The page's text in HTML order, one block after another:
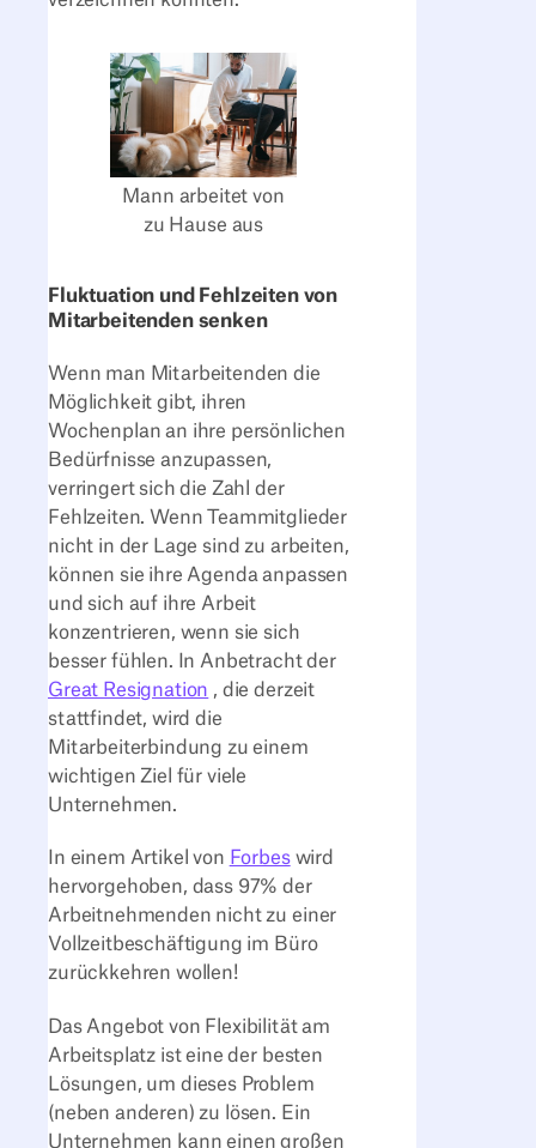
Mann arbeitet von
zu Hause aus
Fluktuation und Fehlzeiten von
Mitarbeitenden senken
Wenn man Mitarbeitenden die
Möglichkeit gibt, ihren
Wochenplan an ihre persönlichen
Bedürfnisse anzupassen,
verringert sich die Zahl der
Fehlzeiten. Wenn Teammitglieder
nicht in der Lage sind zu arbeiten,
können sie ihre Agenda anpassen
und sich auf ihre Arbeit
konzentrieren, wenn sie sich
besser fühlen. In Anbetracht der
Great Resignation , die derzeit
stattfindet, wird die
Mitarbeiterbindung zu einem
wichtigen Ziel für viele
Unternehmen.
In einem Artikel von Forbeswird
hervorgehoben, dass 97% der
Arbeitnehmenden nicht zu einer
Vollzeitbeschäftigung im Büro
zurückkehren wollen!
Das Angebot von Flexibilität am
Arbeitsplatz ist eine der besten
Lösungen, um dieses Problem
(neben anderen) zu lösen. Ein
Unternehmen kann einen großen